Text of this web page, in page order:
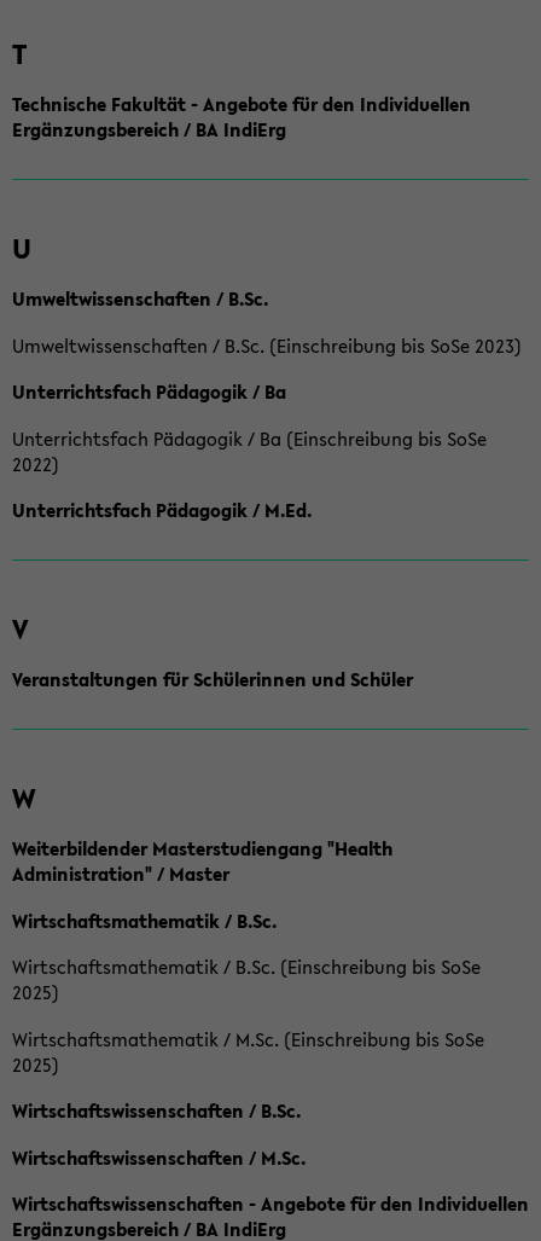
T
Technische Fakultät - Angebote für den Individuellen
Ergänzungsbereich / BA IndiErg
U
Umweltwissenschaften / B.Sc.
Umweltwissenschaften / B.Sc. (Einschreibung bis SoSe 2023)
Unterrichtsfach Pädagogik / Ba
Unterrichtsfach Pädagogik / Ba (Einschreibung bis SoSe
2022)
Unterrichtsfach Pädagogik / M.Ed.
V
Veranstaltungen für Schülerinnen und Schüler
W
Weiterbildender Masterstudiengang "Health
Administration" / Master
Wirtschaftsmathematik / B.Sc.
Wirtschaftsmathematik / B.Sc. (Einschreibung bis SoSe
2025)
Wirtschaftsmathematik / M.Sc. (Einschreibung bis SoSe
2025)
Wirtschaftswissenschaften / B.Sc.
Wirtschaftswissenschaften / M.Sc.
Wirtschaftswissenschaften - Angebote für den Individuellen
Ergänzungsbereich / BA IndiErg